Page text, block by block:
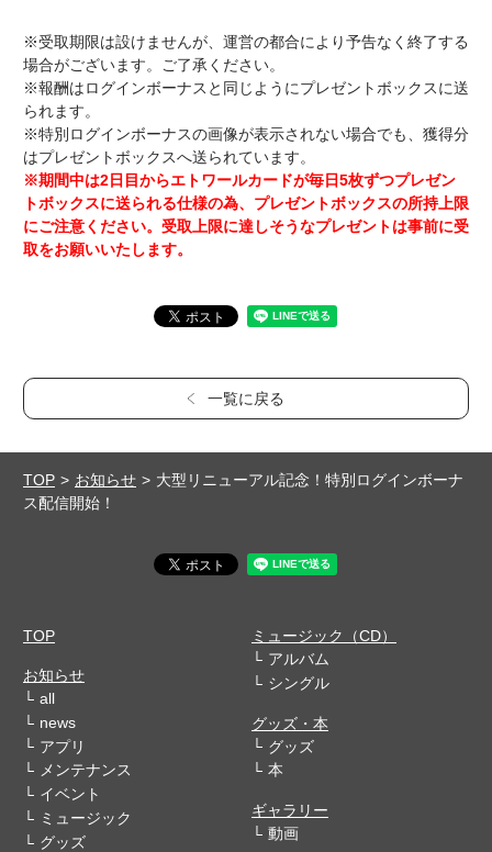
※受取期限は設けませんが、運営の都合により予告なく終了する
場合がございます。ご了承ください。
※報酬はログインボーナスと同じようにプレゼントボックスに送
られます。
※特別ログインボーナスの画像が表示されない場合でも、獲得分
はプレゼントボックスへ送られています。
※期間中は2日目からエトワールカードが毎日5枚ずつプレゼン
トボックスに送られる仕様の為、プレゼントボックスの所持上限
にご注意ください。受取上限に達しそうなプレゼントは事前に受
取をお願いいたします。
一覧に戻る
TOP お知らせ
大型リニューアル記念！特別ログインボーナ
ス配信開始！
TOP
お知らせ
all
news
アプリ
メンテナンス
イベント
ミュージック
グッズ
ミュージック（CD）
アルバム
シングル
グッズ・本
グッズ
本
ギャラリー
動画